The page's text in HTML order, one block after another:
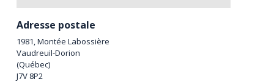
Adresse postale
1981, Montée Labossière
Vaudreuil-Dorion
(Québec)
J7V 8P2